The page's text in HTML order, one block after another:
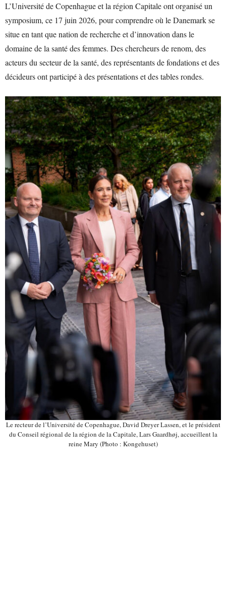
L’Université de Copenhague et la région Capitale ont organisé un
symposium, ce 17 juin 2026, pour comprendre où le Danemark se
situe en tant que nation de recherche et d’innovation dans le
domaine de la santé des femmes. Des chercheurs de renom, des
acteurs du secteur de la santé, des représentants de fondations et des
décideurs ont participé à des présentations et des tables rondes.
Le recteur de l’Université de Copenhague, David Dreyer Lassen, et le président
du Conseil régional de la région de la Capitale, Lars Gaardhøj, accueillent la
reine Mary (Photo : Kongehuset)